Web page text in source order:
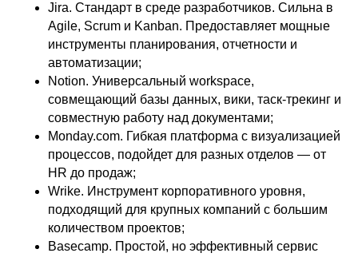
Jira. Стандарт в среде разработчиков. Сильна в
Agile, Scrum и Kanban. Предоставляет мощные
инструменты планирования, отчетности и
автоматизации;
Notion. Универсальный workspace,
совмещающий базы данных, вики, таск-трекинг и
совместную работу над документами;
Monday.com. Гибкая платформа с визуализацией
процессов, подойдет для разных отделов — от
HR до продаж;
Wrike. Инструмент корпоративного уровня,
подходящий для крупных компаний с большим
количеством проектов;
Basecamp. Простой, но эффективный сервис